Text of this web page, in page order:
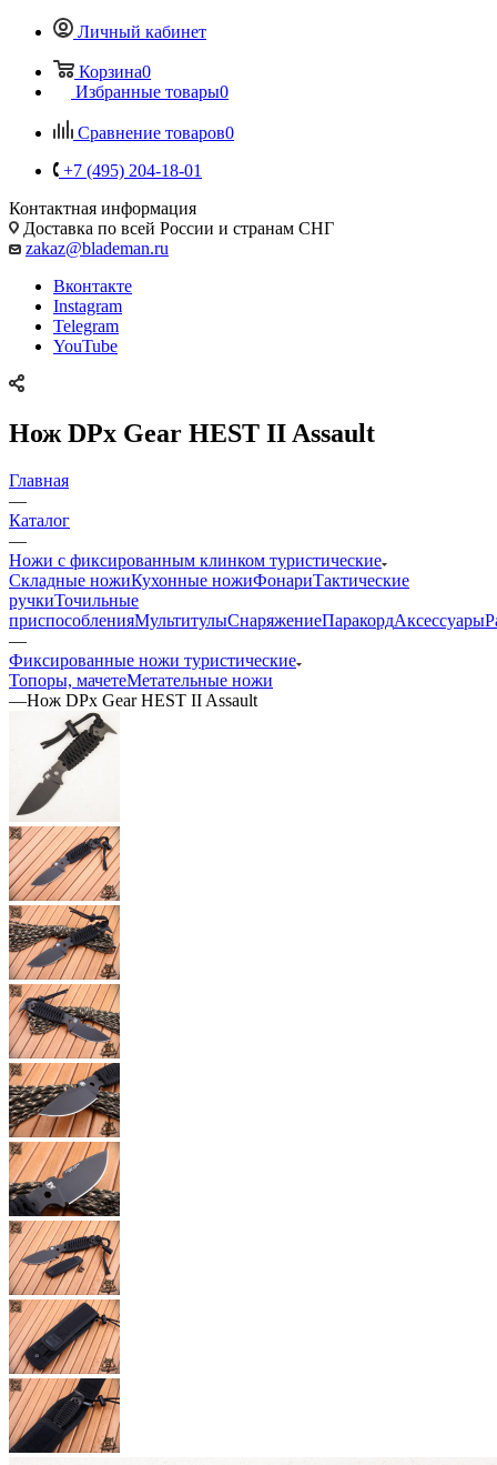
Личный кабинет
Корзина0
Избранные товары0
Сравнение товаров0
+7 (495) 204-18-01
Контактная информация
Доставка по всей России и странам СНГ
zakaz@blademan.ru
Вконтакте
Instagram
Telegram
YouTube
Нож DPx Gear HEST II Assault
Главная
—
Каталог
—
Ножи с фиксированным клинком туристические
Складные ножиКухонные ножиФонариТактические
ручкиТочильные
приспособленияМультитулыСнаряжениеПаракордАксессуары
—
Фиксированные ножи туристические
Топоры, мачетеМетательные ножи
—Нож DPx Gear HEST II Assault